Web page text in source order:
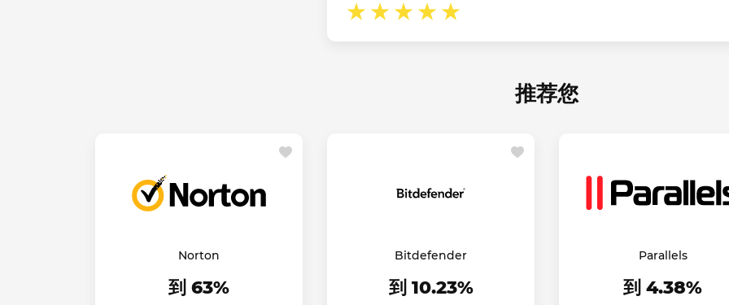
推荐您
Norton
到 63%
Bitdefender
到 10.23%
Parallels
到 4.38%